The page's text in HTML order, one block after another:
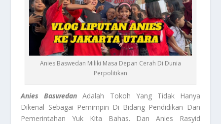
Anies Baswedan Miliki Masa Depan Cerah Di Dunia
Perpolitikan
Anies Baswedan Adalah Tokoh Yang Tidak Hanya
Dikenal Sebagai Pemimpin Di Bidang Pendidikan Dan
Pemerintahan Yuk Kita Bahas. Dan Anies Rasyid